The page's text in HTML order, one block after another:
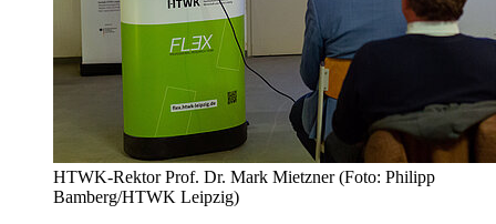
HTWK-Rektor Prof. Dr. Mark Mietzner (Foto: Philipp
Bamberg/HTWK Leipzig)